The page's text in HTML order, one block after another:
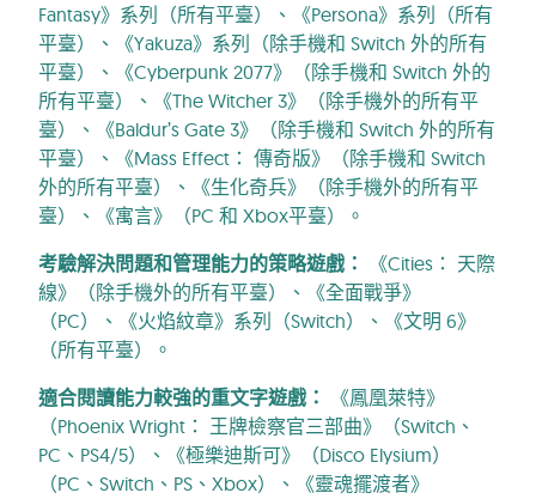
Fantasy》系列（所有平臺）、《Persona》系列（所有
平臺）、《Yakuza》系列（除手機和 Switch 外的所有
平臺）、《Cyberpunk 2077》（除手機和 Switch 外的
所有平臺）、《The Witcher 3》（除手機外的所有平
臺）、《Baldur’s Gate 3》（除手機和 Switch 外的所有
平臺）、《Mass Effect： 傳奇版》（除手機和 Switch
外的所有平臺）、《生化奇兵》（除手機外的所有平
臺）、《寓言》（PC 和 Xbox平臺）。
考驗解決問題和管理能力的策略遊戲：
《Cities： 天際
線》（除手機外的所有平臺）、《全面戰爭》
（PC）、《火焰紋章》系列（Switch）、《文明 6》
（所有平臺）。
適合閱讀能力較強的重文字遊戲：
《鳳凰萊特》
（Phoenix Wright： 王牌檢察官三部曲》（Switch、
PC、PS4/5）、《極樂迪斯可》（Disco Elysium）
（PC、Switch、PS、Xbox）、《靈魂擺渡者》